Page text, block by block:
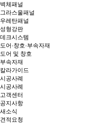
벽체패널
그라스울패널
우레탄패널
성형강판
데크시스템
도어·창호·부속자재
도어 및 창호
부속자재
칼라가이드
시공사례
시공사례
고객센터
공지사항
새소식
견적요청